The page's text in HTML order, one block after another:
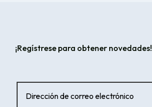
¡Regístrese para obtener novedades!